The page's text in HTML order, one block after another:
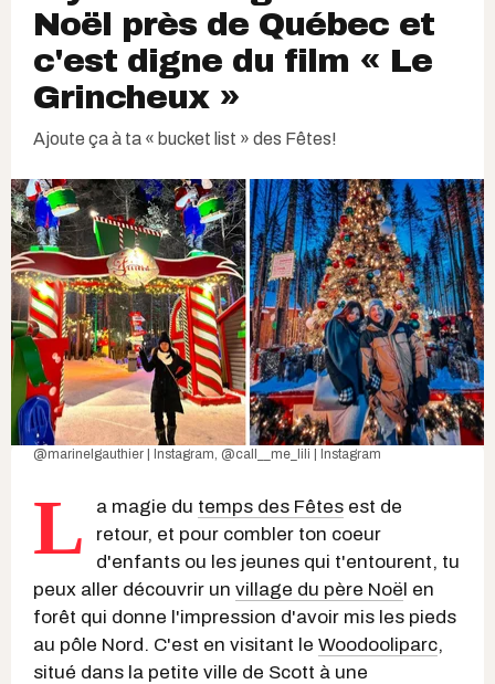
Noël près de Québec et
c'est digne du film « Le
Grincheux »
Ajoute ça à ta « bucket list » des Fêtes!
@marinelgauthier | Instagram, @call__me_lili | Instagram
L a magie du temps des Fêtes est de
retour, et pour combler ton coeur
d'enfants ou les jeunes qui t'entourent, tu
peux aller découvrir un village du père Noël en
forêt qui donne l'impression d'avoir mis les pieds
au pôle Nord. C'est en visitant le Woodooliparc,
situé dans la petite ville de Scott à une